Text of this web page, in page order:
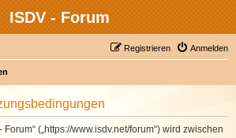
ISDV - Forum
Anmelden
Registrieren
Forum“ („https://www.isdv.net/forum“) wird zwischen